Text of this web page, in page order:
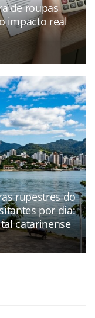
de roupas
impacto real
rupestres do
por dia:
catarinense